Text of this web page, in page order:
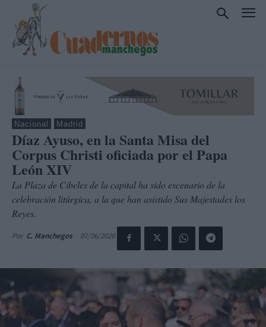
Nacional Madrid
Díaz Ayuso, en la Santa Misa del
Corpus Christi oficiada por el Papa
León XIV
La Plaza de Cibeles de la capital ha sido escenario de la
celebración litúrgica, a la que han asistido Sus Majestades los
Reyes.
Por C. Manchegos 07/06/2026